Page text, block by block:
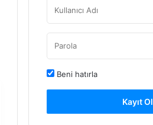
Beni hatırla
Kayıt Ol